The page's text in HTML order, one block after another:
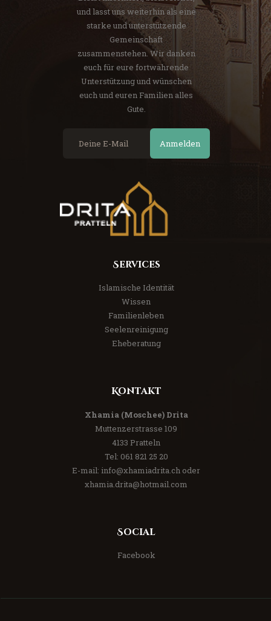
und lasst uns weiterhin als eine
starke und unterstützende
Gemeinschaft
zusammenstehen. Wir danken
euch für eure fortwährende
Unterstützung und wünschen
euch und euren Familien alles
Gute.
Anmelden
Services
Islamische Identität
Wissen
Familienleben
Seelenreinigung
Eheberatung
Kontakt
Xhamia (Moschee) Drita
Muttenzerstrasse 109
4133 Pratteln
Tel: 061 821 25 20
E-mail: info@xhamiadrita.ch oder
xhamia.drita@hotmail.com
Social
Facebook